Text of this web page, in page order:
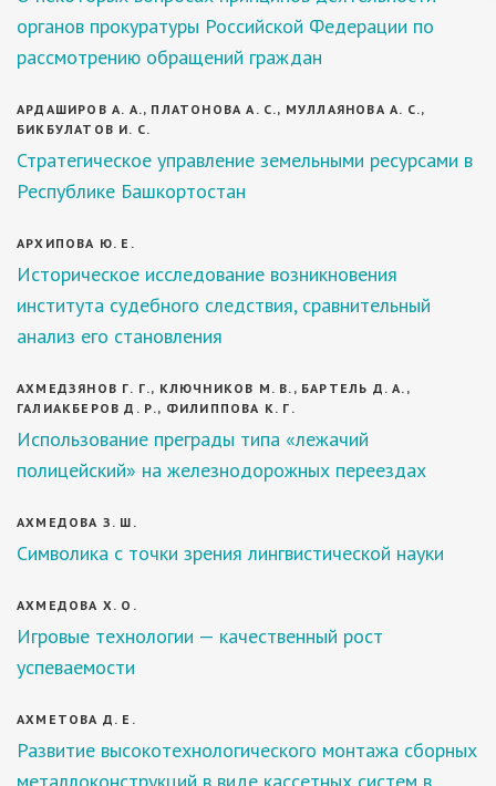
органов прокуратуры Российской Федерации по
рассмотрению обращений граждан
АРДАШИРОВ А. А., ПЛАТОНОВА А. С., МУЛЛАЯНОВА А. С.,
БИКБУЛАТОВ И. С.
Стратегическое управление земельными ресурсами в
Республике Башкортостан
АРХИПОВА Ю. Е.
Историческое исследование возникновения
института судебного следствия, сравнительный
анализ его становления
АХМЕДЗЯНОВ Г. Г., КЛЮЧНИКОВ М. В., БАРТЕЛЬ Д. А.,
ГАЛИАКБЕРОВ Д. Р., ФИЛИППОВА К. Г.
Использование преграды типа «лежачий
полицейский» на железнодорожных переездах
АХМЕДОВА З. Ш.
Символика с точки зрения лингвистической науки
АХМЕДОВА Х. О.
Игровые технологии — качественный рост
успеваемости
АХМЕТОВА Д. Е.
Развитие высокотехнологического монтажа сборных